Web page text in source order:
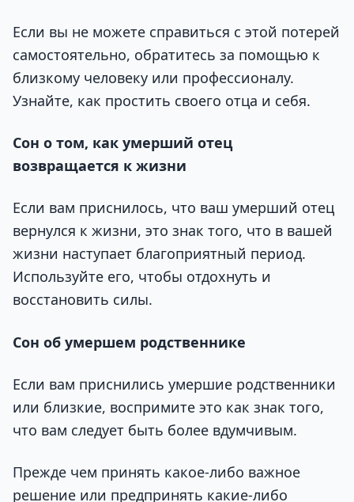
Если вы не можете справиться с этой потерей
самостоятельно, обратитесь за помощью к
близкому человеку или профессионалу.
Узнайте, как простить своего отца и себя.
Сон о том, как умерший отец
возвращается к жизни
Если вам приснилось, что ваш умерший отец
вернулся к жизни, это знак того, что в вашей
жизни наступает благоприятный период.
Используйте его, чтобы отдохнуть и
восстановить силы.
Сон об умершем родственнике
Если вам приснились умершие родственники
или близкие, воспримите это как знак того,
что вам следует быть более вдумчивым.
Прежде чем принять какое-либо важное
решение или предпринять какие-либо